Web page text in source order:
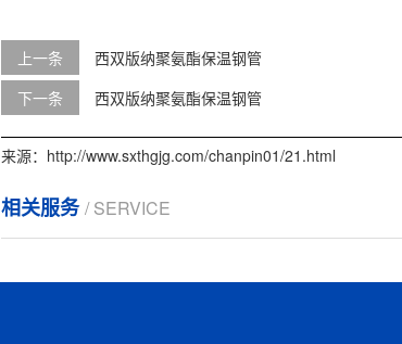
上一条
西双版纳聚氨酯保温钢管
下一条
西双版纳聚氨酯保温钢管
来源：http://www.sxthgjg.com/chanpin01/21.html
相关服务/ SERVICE